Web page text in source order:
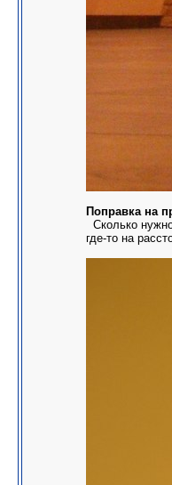
Поправка на
Сколько
где-то на